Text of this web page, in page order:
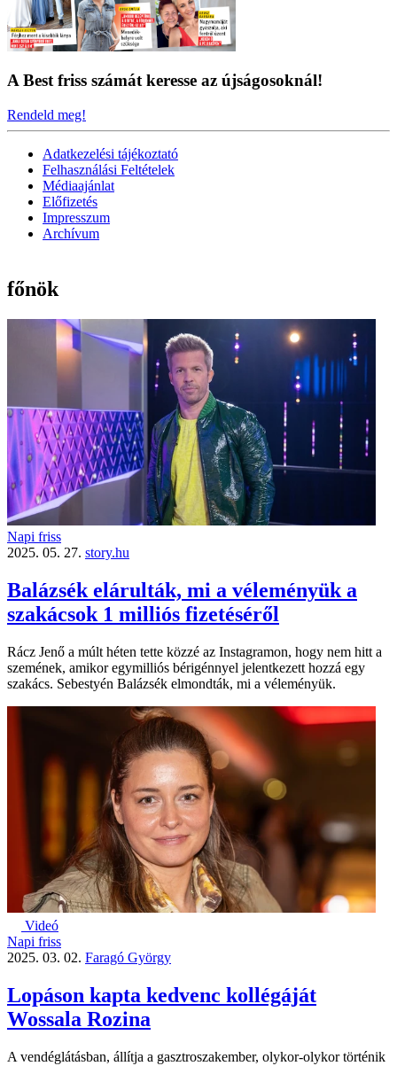
A Best friss számát keresse az újságosoknál!
Rendeld meg!
Adatkezelési tájékoztató
Felhasználási Feltételek
Médiaajánlat
Előfizetés
Impresszum
Archívum
főnök
Napi friss
2025. 05. 27. story.hu
Balázsék elárulták, mi a véleményük a
szakácsok 1 milliós fizetéséről
Rácz Jenő a múlt héten tette közzé az Instagramon, hogy nem hitt a
szemének, amikor egymilliós bérigénnyel jelentkezett hozzá egy
szakács. Sebestyén Balázsék elmondták, mi a véleményük.
Videó
Napi friss
2025. 03. 02. Faragó György
Lopáson kapta kedvenc kollégáját
Wossala Rozina
A vendéglátásban, állítja a gasztroszakember, olykor-olykor történik